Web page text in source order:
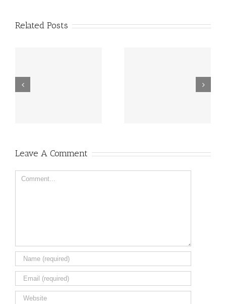
Related Posts
Leave A Comment
Comment